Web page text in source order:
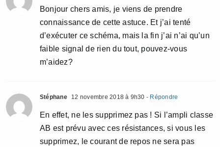
Bonjour chers amis, je viens de prendre
connaissance de cette astuce. Et j’ai tenté
d’exécuter ce schéma, mais la fin j’ai n’ai qu’un
faible signal de rien du tout, pouvez-vous
m’aidez?
Stéphane 12 novembre 2018 à 9h30 - Répondre
En effet, ne les supprimez pas ! Si l’ampli classe
AB est prévu avec ces résistances, si vous les
supprimez, le courant de repos ne sera pas